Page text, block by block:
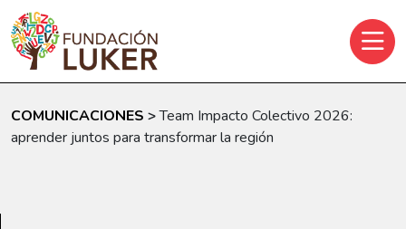
Skip to main content
COMUNICACIONES >Team Impacto Colectivo 2026:
aprender juntos para transformar la región